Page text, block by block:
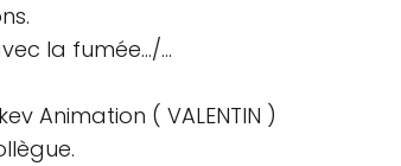
la fumée.../...
Animation ( VALENTIN )